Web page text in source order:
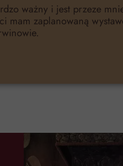
ważny i jest przeze
mam zaplanowaną